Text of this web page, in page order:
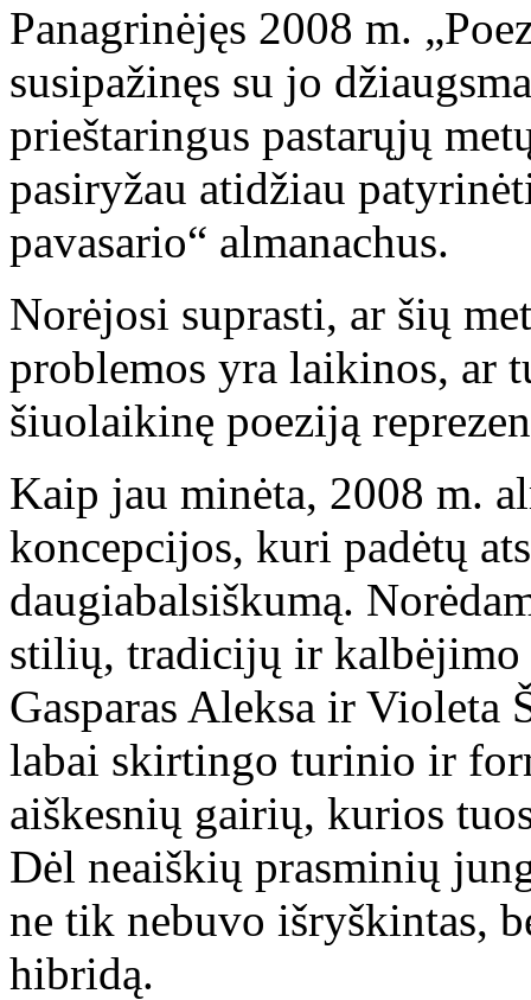
Panagrinėjęs 2008 m.
susipažinęs su jo
prieštaringus pastarųjų
pasiryžau atidžiau
pavasario“ almanachus.
Norėjosi suprasti, ar šių
problemos yra laikinos, ar
šiuolaikinę poeziją
Kaip jau minėta, 2008 m.
koncepcijos, kuri padėtų
daugiabalsiškumą.
stilių, tradicijų ir
Gasparas Aleksa ir Violeta
labai skirtingo turinio ir
aiškesnių gairių, kurios
Dėl neaiškių prasminių
ne tik nebuvo išryškintas,
hibridą.